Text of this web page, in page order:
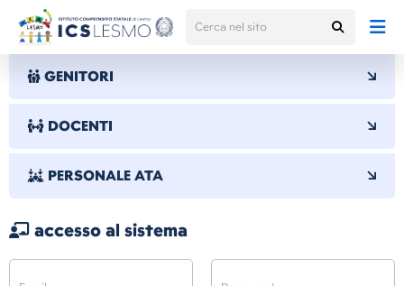
GENITORI
DOCENTI
PERSONALE ATA
accesso al sistema